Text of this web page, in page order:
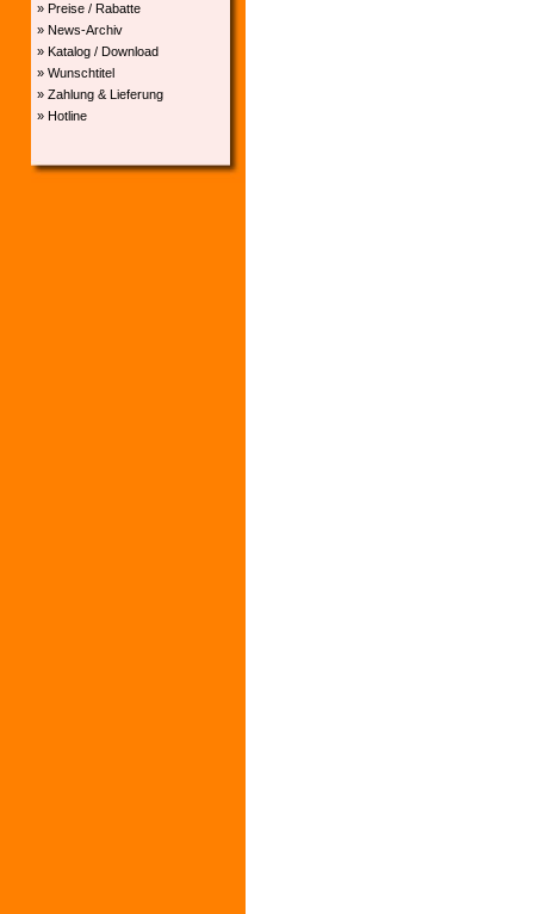
» Preise / Rabatte
» News-Archiv
» Katalog / Download
» Wunschtitel
» Zahlung & Lieferung
» Hotline